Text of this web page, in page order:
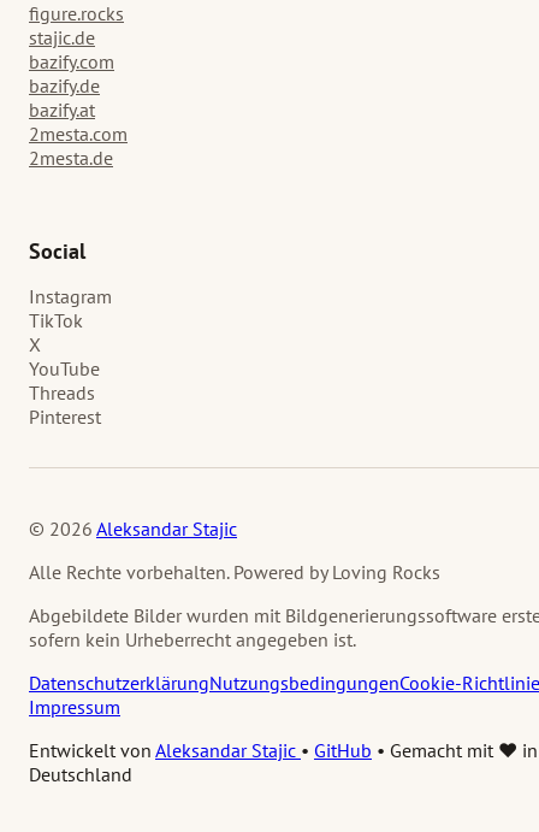
figure.rocks
stajic.de
bazify.com
bazify.de
bazify.at
2mesta.com
2mesta.de
Social
Instagram
TikTok
X
YouTube
Threads
Pinterest
© 2026 Aleksandar Stajic
Alle Rechte vorbehalten. Powered by Loving Rocks
Abgebildete Bilder wurden mit Bildgenerierungssoftware
sofern kein Urheberrecht angegeben ist.
DatenschutzerklärungNutzungsbedingungenCookie-Richtlinie
Impressum
Entwickelt von Aleksandar Stajic • GitHub • Gemacht mit ❤️ in
Deutschland